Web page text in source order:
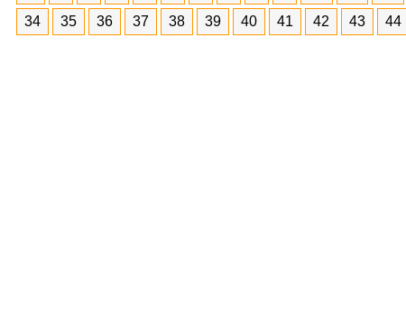
34
35 36 37 38 39 40 41 42 43 44